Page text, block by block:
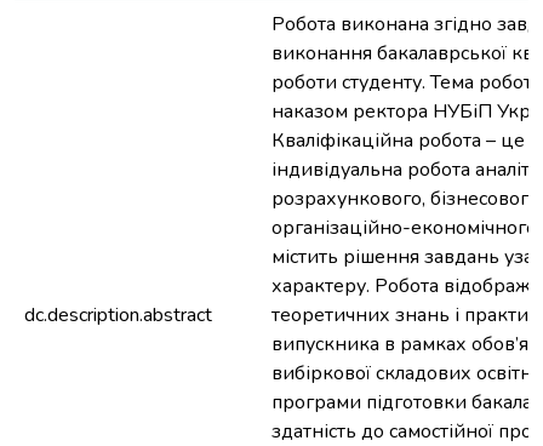
dc.description.abstract
Робота виконана згідно
виконання бакалаврської
роботи студенту. Тема
наказом ректора НУБіП
Кваліфікаційна робота – це
індивідуальна робота
розрахункового,
організаційно-
містить рішення завдань
характеру. Робота
теоретичних знань і
випускника в рамках
вибіркової складових
програми підготовки
здатність до самостійної